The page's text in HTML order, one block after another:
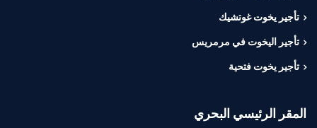
تأجير يخوت غوتشيك
تأجير اليخوت في مرمريس
تأجير يخوت فتحية
المقر الرئيسي البحري